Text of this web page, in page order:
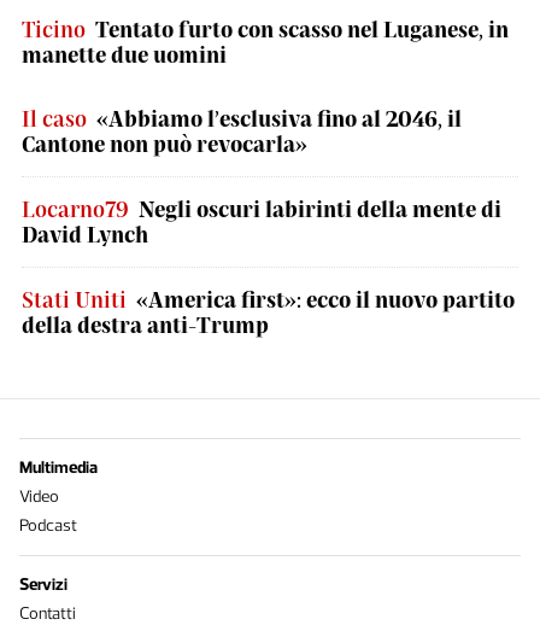
Ticino Tentato furto con scasso nel Luganese, in
manette due uomini
Il caso «Abbiamo l’esclusiva fino al 2046, il
Cantone non può revocarla»
Locarno79 Negli oscuri labirinti della mente di
David Lynch
Stati Uniti «America first»: ecco il nuovo partito
della destra anti-Trump
Multimedia
Video
Podcast
Servizi
Contatti